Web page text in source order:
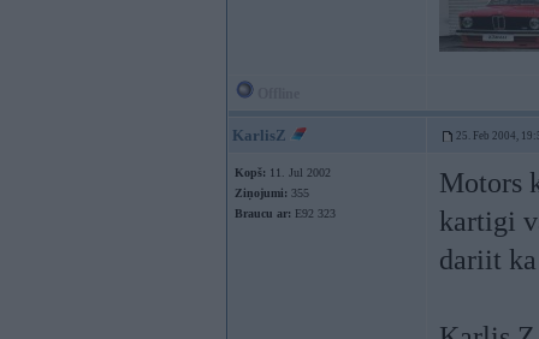
KarlisZ 25. Feb 2004,
Kopš: 11. Jul 2002
Ziņojumi: 355
Braucu ar: E92 323
Motors
kartigi
dariit